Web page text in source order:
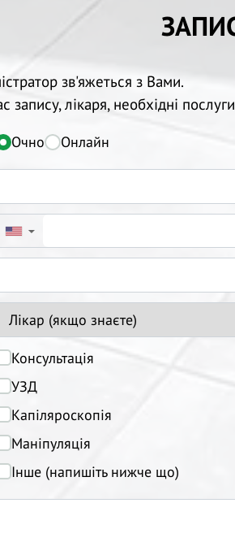
зв'яжеться з Вами.
запису, лікаря, необхідні
Очно Онлайн
▼
Консультація
УЗД
Капіляроскопія
Маніпуляція
Інше (напишіть нижче що)